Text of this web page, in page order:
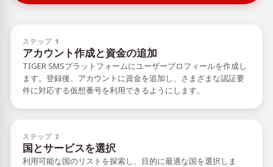
ステップ 1
アカウント作成と資金の追加
TIGER SMSプラットフォームにユーザープロフィールを作成し
ます。登録後、アカウントに資金を追加し、さまざまな認証要
件に対応する仮想番号を利用できるようにします。
ステップ 2
国とサービスを選択
利用可能な国のリストを探索し、目的に最適な国を選択しま